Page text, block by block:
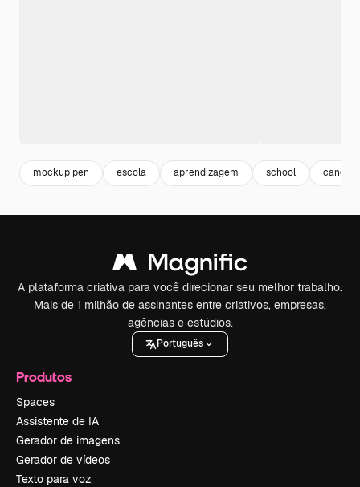
mockup pen escola aprendizagem school caneta
A plataforma criativa para você direcionar seu melhor trabalho.
Mais de 1 milhão de assinantes entre criativos, empresas,
agências e estúdios.
Português
Produtos
Spaces
Assistente de IA
Gerador de imagens
Gerador de vídeos
Texto para voz